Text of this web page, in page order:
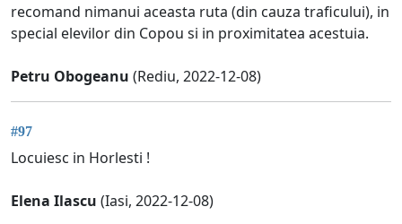
recomand nimanui aceasta ruta (din cauza traficului), in
special elevilor din Copou si in proximitatea acestuia.
Petru Obogeanu (Rediu, 2022-12-08)
#97
Locuiesc in Horlesti !
Elena Ilascu (Iasi, 2022-12-08)